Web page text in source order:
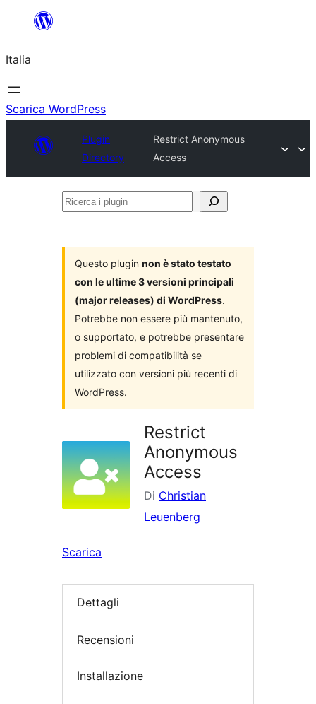
contenuto
Italia
Scarica WordPress
Plugin
Directory
Restrict Anonymous
Access
Ricerca
Questo plugin non è stato testato
con le ultime 3 versioni principali
(major releases) di WordPress.
Potrebbe non essere più mantenuto,
o supportato, e potrebbe presentare
problemi di compatibilità se
utilizzato con versioni più recenti di
WordPress.
Restrict
Anonymous
Access
Di Christian
Leuenberg
Scarica
Dettagli
Recensioni
Installazione